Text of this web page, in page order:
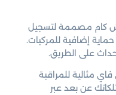
كام مصممة لتسجيل
حماية إضافية للمركبات.
على الطريق.
فاي مثالية للمراقبة
عن بعد عبر